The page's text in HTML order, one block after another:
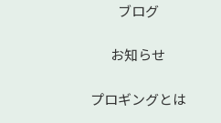
ブログ
お知らせ
プロギングとは